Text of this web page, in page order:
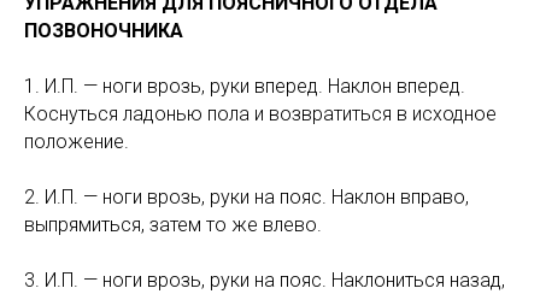
ПОЗВОНОЧНИКА
1. И.П. — ноги врозь, руки вперед. Наклон вперед.
Коснуться ладонью пола и возвратиться в исходное
положение.
2. И.П. — ноги врозь, руки на пояс. Наклон вправо,
выпрямиться, затем то же влево.
3. И.П. — ноги врозь, руки на пояс. Наклониться назад,